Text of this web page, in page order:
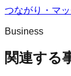
つながり・マ
Business
関連する